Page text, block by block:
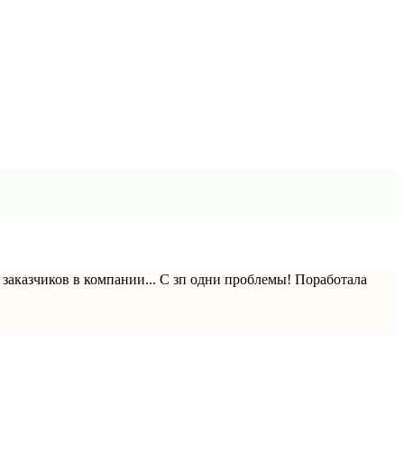
в компании... С зп одни проблемы! Поработала